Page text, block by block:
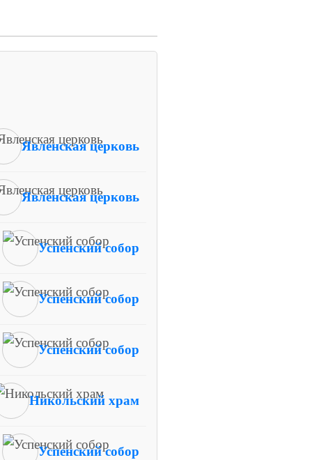
Явленская церковь
Явленская церковь
Успенский собор
Успенский собор
Успенский собор
Никольский храм
Успенский собор